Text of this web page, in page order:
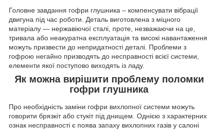
Головне завдання гофри глушника – компенсувати вібрації
двигуна під час роботи. Деталь виготовлена ​​з міцного
матеріалу — нержавіючої сталі, проте, незважаючи на це,
тривала або неакуратна експлуатація та високі навантаження
можуть призвести до непридатності деталі. Проблеми з
гофрою негайно призводять до несправності всієї системи,
елементи якої поступово виходять із ладу.
Як можна вирішити проблему поломки
гофри глушника
Про необхідність заміни гофри вихлопної системи можуть
говорити брязкіт або стукіт під днищем. Однією з характерних
ознак несправності є поява запаху вихлопних газів у салоні